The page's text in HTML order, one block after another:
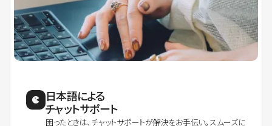
日本語による
チャットサポート
困ったときは、チャットサポートが解決をお手伝い。スムーズに